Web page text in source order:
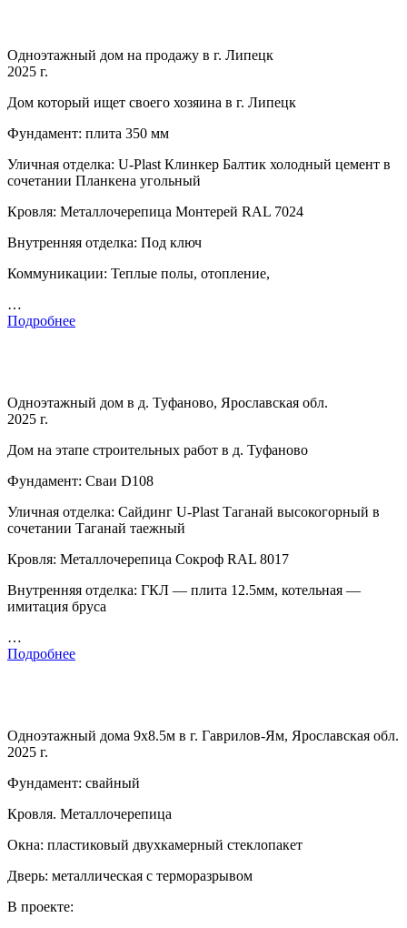
Одноэтажный дом на продажу в г. Липецк
2025 г.
Дом который ищет своего хозяина в г. Липецк
Фундамент: плита 350 мм
Уличная отделка: U-Plast Клинкер Балтик холодный цемент в
сочетании Планкена угольный
Кровля: Металлочерепица Монтерей RAL 7024
Внутренняя отделка: Под ключ
Коммуникации: Теплые полы, отопление,
…
Подробнее
Одноэтажный дом в д. Туфаново, Ярославская обл.
2025 г.
Дом на этапе строительных работ в д. Туфаново
Фундамент: Сваи D108
Уличная отделка: Сайдинг U-Plast Таганай высокогорный в
сочетании Таганай таежный
Кровля: Металлочерепица Сокроф RAL 8017
Внутренняя отделка: ГКЛ — плита 12.5мм, котельная —
имитация бруса
…
Подробнее
Одноэтажный дома 9х8.5м в г. Гаврилов-Ям, Ярославская обл.
2025 г.
Фундамент: свайный
Кровля. Металлочерепица
Окна: пластиковый двухкамерный стеклопакет
Дверь: металлическая с терморазрывом
В проекте: